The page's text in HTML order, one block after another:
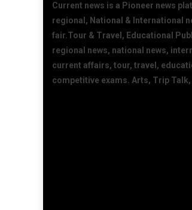
Current news is a Pioneer news
regional, National & International
fair.Tour & Travel, Educational
regional news, national news,
current affairs, tour, travel,
competitive exams. Arts, Trip